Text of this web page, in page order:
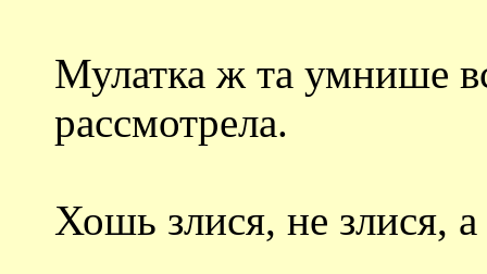
Мулатка ж та умнише
рассмотрела.
Хошь злися, не злися,